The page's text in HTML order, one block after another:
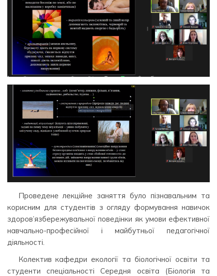
Проведене лекційне заняття було пізнавальним та
корисним для студентів з огляду формування навичок
здоров’язбережувальної поведінки як умови ефективної
навчально-професійної і майбутньої педагогічної
діяльності.
Колектив кафедри екології та біологічної освіти та
студенти спеціальності Середня освіта (Біологія та